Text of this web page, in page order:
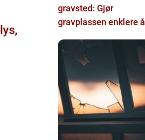
gravsted: Gjør
gravplassen enklere å